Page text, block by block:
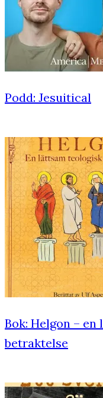
Podd: Jesuitical
Bok: Helgon –
betraktelse